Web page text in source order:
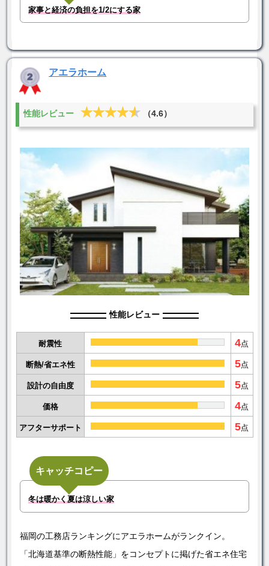
家事と経済の負担を1/2にする家
アエラホーム
性能レビュー ★★★★★
★★★★★ （4.6）
性能レビュー
耐震性 4点
断熱/省エネ性 5点
設計の自由度 5点
価格 4点
アフターサポート 5点
キャッチコピー
冬は暖かく夏は涼しい家
福岡の工務店ランキングにアエラホームがランクイン。
「北海道基準の断熱性能」をコンセプトに掲げた省エネ住宅